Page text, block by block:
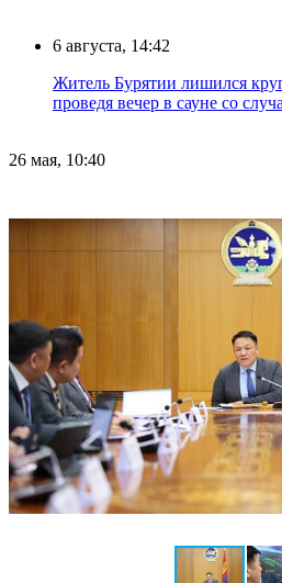
6 августа, 14:42
Житель Бурятии лишился
проведя вечер в сауне со
26 мая, 10:40